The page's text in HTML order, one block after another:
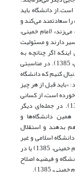
دانشگاه باید
سعادتمند می‌کند و
(امام خمینی،
دارند و مسئولیت
اگر چنانچه به
شرایط عمل بشود انسان درست می‌شود» (امام خمینی، 1385). در مناسبتی
کنیم که دانشگاه
«باید قبل از هر چیز
است، از کسانی
بوده که اسلام را نمی‌شناخته‌اند» (امام خمینی، 1385). در جمله‌ای دیگر
همین دانشگاه‌ها و
و استقلال
اسلامی و غیر
فیضیه اسلامی، امید خودشان را از دیگران ببرند (امام خمینی، 1385) یا در
و فیضیه اصلاح
1385).